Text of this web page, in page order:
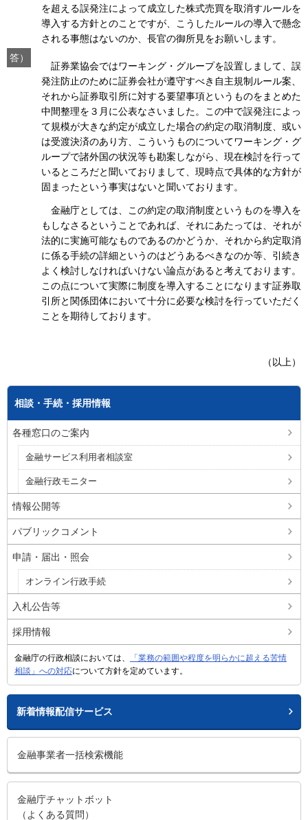
を超える誤発注によって成立した株式売買を取消すルールを
導入する方針とのことですが、こうしたルールの導入で懸念
される事態はないのか、長官の御所見をお願いします。
答）
証券業協会ではワーキング・グループを設置しまして、誤
発注防止のために証券会社が遵守すべき自主規制ルール案、
それから証券取引所に対する要望事項というものをまとめた
中間整理を３月に公表なさいました。この中で誤発注によっ
て規模が大きな約定が成立した場合の約定の取消制度、或い
は受渡決済のあり方、こういうものについてワーキング・グ
ループで諸外国の状況等も勘案しながら、現在検討を行って
いるところだと聞いておりまして、現時点で具体的な方針が
固まったという事実はないと聞いております。
金融庁としては、この約定の取消制度というものを導入を
もしなさるということであれば、それにあたっては、それが
法的に実施可能なものであるのかどうか、それから約定取消
に係る手続の詳細というのはどうあるべきなのか等、引続き
よく検討しなければいけない論点があると考えております。
この点について実際に制度を導入することになります証券取
引所と関係団体において十分に必要な検討を行っていただく
ことを期待しております。
（以上）
相談・手続・採用情報
各種窓口のご案内
金融サービス利用者相談室
金融行政モニター
情報公開等
パブリックコメント
申請・届出・照会
オンライン行政手続
入札公告等
採用情報
金融庁の行政相談においては、
「業務の範囲や程度を明らかに超える苦情
相談」への対応について方針を定めています。
新着情報配信サービス
金融事業者一括検索機能
金融庁チャットボット
（よくある質問）